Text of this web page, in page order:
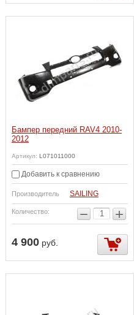
Бампер передний RAV4 2010-
2012
Артикул: L071011000
Добавить к сравнению
Производитель SAILING
Количество: − +
4 900 руб.